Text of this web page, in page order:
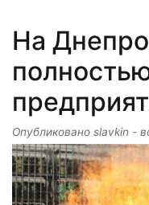
На
Опубликовано slavkin -